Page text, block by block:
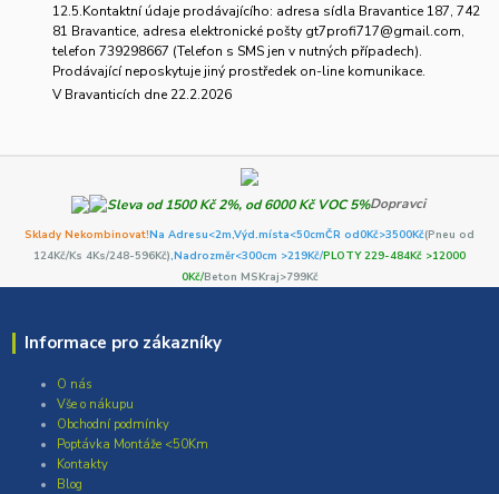
12.5.Kontaktní údaje prodávajícího: adresa sídla Bravantice 187, 742
81 Bravantice, adresa elektronické pošty gt7profi717@gmail.com,
telefon 739298667 (Telefon s SMS jen v nutných případech).
Prodávající neposkytuje jiný prostředek on-line komunikace.
V Bravanticích dne 22.2.2026
Dopravci
Sklady Nekombinovat!Na Adresu<2m,Výd.místa<50cmČR od0Kč>3500Kč(Pneu od
124Kč/Ks 4Ks/248-596Kč),Nadrozměr<300cm >219Kč/PLOTY 229-484Kč >12000
0Kč/Beton MSKraj>799Kč
Informace pro zákazníky
O nás
Vše o nákupu
Obchodní podmínky
Poptávka Montáže <50Km
Kontakty
Blog